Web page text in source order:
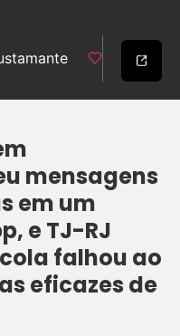
mensagens
em um
e TJ-RJ
falhou ao
eficazes de